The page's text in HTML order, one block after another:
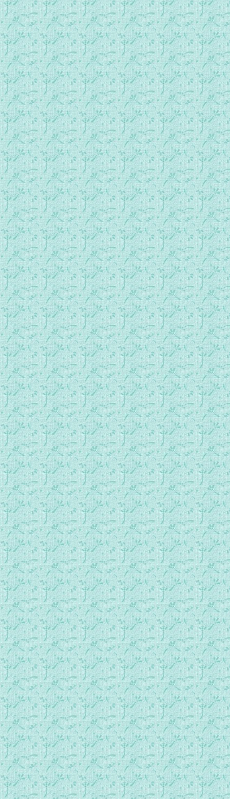
037殉道者卢西安的造访 攀登爱的阶梯.MP3
038圣内斯特的造访 你为什么如此关注尘世？.MP3
039隐修者圣亚巴郎的造访.mp3
040殉道者圣马塞林的造访.mp3
041殉道者和主教圣兰伯特的造访.mp3
042圣方济各.亚西西的造访.mp3
043教宗和殉道者圣若望的首次访问.mp3
044圣斐理斯主教的造访.MP3
045殉道者圣帕姆菲卢斯的造访.MP3
046殉道者圣味增爵的造访.MP3
047圣弥额尔给出更多的警告.MP3
048殉道者圣潘塔隆的造访.MP3
049殉道者圣马利斯的造访.MP3
050圣迪迪耶的造访.MP3
051殉道者圣普里莫斯的造访.MP3
052教宗圣迪代内的造访.MP3
053殉道者圣维图斯的造访.MP3
054殉道者圣保林的造访.MP3
055圣母的再次造访.MP3
056圣神的造访.MP3
057十字苦路.MP3
058圣母的再次造访.MP3
059主教和殉道者圣维多利亚的造访.MP3
060王子和殉道者圣赫门尼吉尔德的造访.mp3
061圣母和殉道者圣卡西安的造访.MP3
062圣母的造访.MP3
063殉道者圣塞来斯特（塞来斯定）的造访.mp3
064殉道者米兰的维塔利斯的造访.MP3
065殉道者圣塞而久的造访.MP3
066上主的造访.MP3
067上主第二次造访.MP3
068圣弥额尔天使的造访.MP3
069圣多马斯．阿奎那的造访.MP3
070圣母的造访.MP3
071大圣若瑟的造访.MP3
072惩罚的神视异象.MP3
073警告疾病.MP3
074警告法国和梵蒂冈.mp3
075主与撒殚的对话.mp3
076关于两天的黑暗.mp3
077与总领天使的对话.MP3
078圣母的造访.MP3
079法国将要面临的巨大变故.MP3
080圣神论法国要经受腥风血雨.MP3